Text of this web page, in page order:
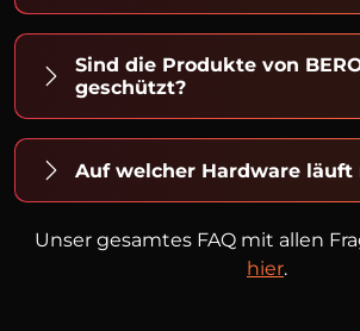
Sind die Produkte von
geschützt?
Auf welcher Hardware läuft
Unser gesamtes FAQ mit allen
hier.